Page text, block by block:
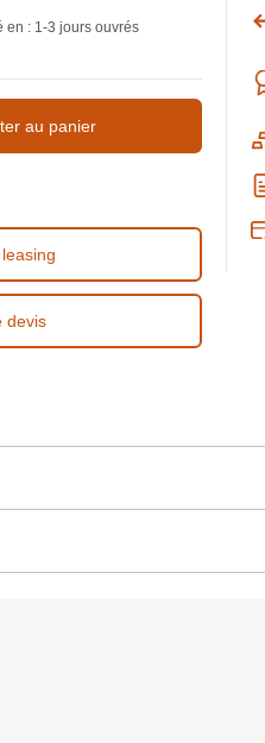
en : 1-3 jours ouvrés
au panier
devis